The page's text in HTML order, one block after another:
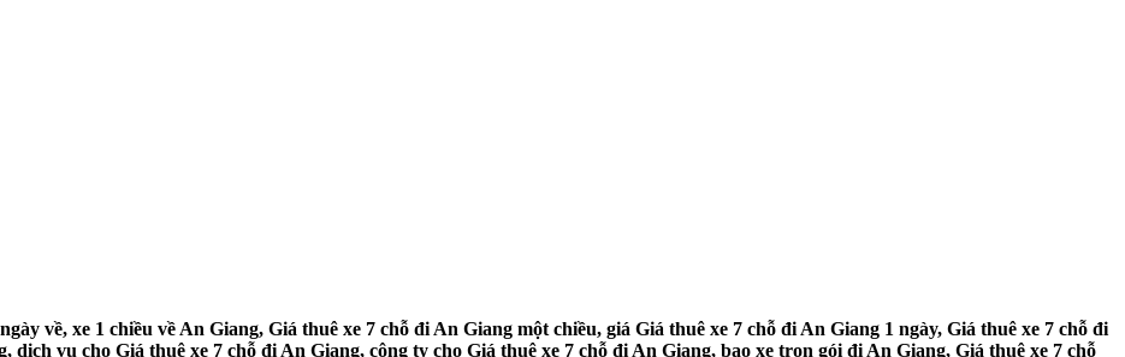
về, xe 1 chiều về An Giang, Giá thuê xe 7 chỗ đi An Giang một chiều, giá Giá thuê xe 7 chỗ đi An Giang 1 ngày, Giá thuê xe 7 chỗ đi
vụ cho Giá thuê xe 7 chỗ đi An Giang, công ty cho Giá thuê xe 7 chỗ đi An Giang, bao xe trọn gói đi An Giang, Giá thuê xe 7 chỗ